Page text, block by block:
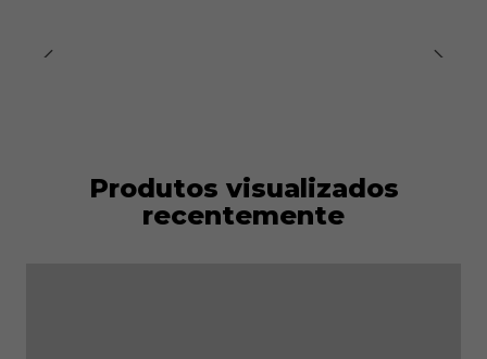
Produtos visualizados
recentemente